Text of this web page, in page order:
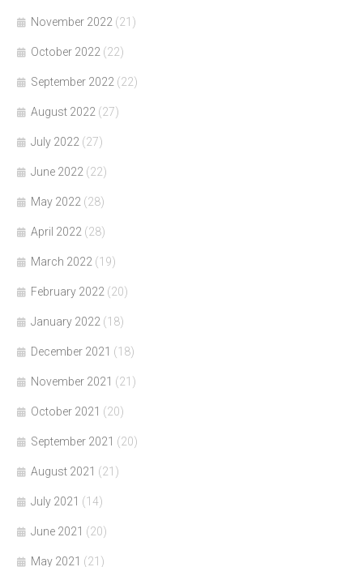
November 2022 (21)
October 2022 (22)
September 2022 (22)
August 2022 (27)
July 2022 (27)
June 2022 (22)
May 2022 (28)
April 2022 (28)
March 2022 (19)
February 2022 (20)
January 2022 (18)
December 2021 (18)
November 2021 (21)
October 2021 (20)
September 2021 (20)
August 2021 (21)
July 2021 (14)
June 2021 (20)
May 2021 (21)